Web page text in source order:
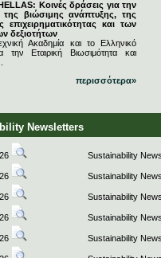
Κοινές δράσεις για την
της βιώσιμης ανάπτυξης, της
επιχειρηματικότητας και των
δεξιοτήτων
Ακαδημία και το Ελληνικό
την Εταιρική Βιωσιμότητα και
περισσότερα»
Newsletters
Sustainability
Sustainability
Sustainability
Sustainability
Sustainability